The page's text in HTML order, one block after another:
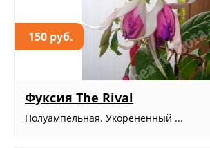
150 руб.
Фуксия The Rival
Полуампельная. Укорененный ...